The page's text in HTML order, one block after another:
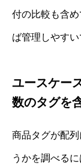
付の比較も含
ば管理しやすい
ユースケー
数のタグを
商品タグが配
うかを調べるに